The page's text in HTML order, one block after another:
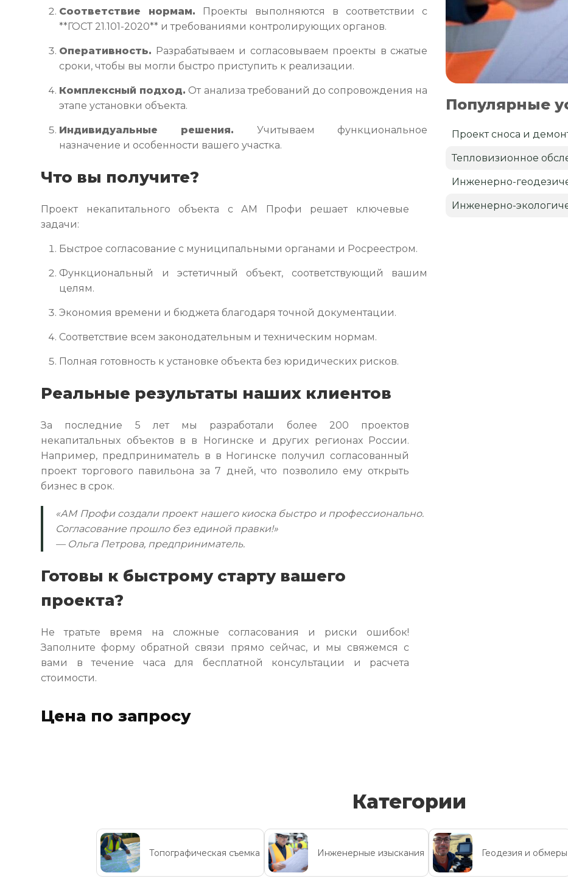
Соответствие нормам. Проекты выполняются в соответствии с
**ГОСТ 21.101-2020** и требованиями контролирующих органов.
Оперативность. Разрабатываем и согласовываем проекты в сжатые
сроки, чтобы вы могли быстро приступить к реализации.
Комплексный подход. От анализа требований до сопровождения на
этапе установки объекта.
Индивидуальные решения. Учитываем функциональное
назначение и особенности вашего участка.
Что вы получите?
Проект некапитального объекта с АМ Профи решает ключевые
задачи:
Быстрое согласование с муниципальными органами и Росреестром.
Функциональный и эстетичный объект, соответствующий вашим
целям.
Экономия времени и бюджета благодаря точной документации.
Соответствие всем законодательным и техническим нормам.
Полная готовность к установке объекта без юридических рисков.
Реальные результаты наших клиентов
За последние 5 лет мы разработали более 200 проектов
некапитальных объектов в в Ногинске и других регионах России.
Например, предприниматель в в Ногинске получил согласованный
проект торгового павильона за 7 дней, что позволило ему открыть
бизнес в срок.
«АМ Профи создали проект нашего киоска быстро и профессионально.
Согласование прошло без единой правки!»
— Ольга Петрова, предприниматель.
Готовы к быстрому старту вашего
проекта?
Не тратьте время на сложные согласования и риски ошибок!
Заполните форму обратной связи прямо сейчас, и мы свяжемся с
вами в течение часа для бесплатной консультации и расчета
стоимости.
Цена по запросу
Популярные
Проект сноса и
Тепловизионное
Инженерно-
Инженерно-
Категории
Топографическая съемка Инженерные изыскания Геодезия и обмеры